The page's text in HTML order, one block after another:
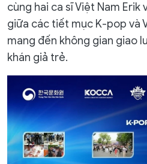
cùng hai ca sĩ Việt Nam Erik
giữa các tiết mục K-pop và
mang đến không gian giao
khán giả trẻ.